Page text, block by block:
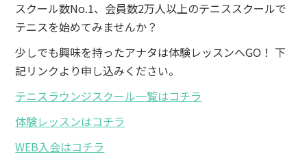
スクール数No.1、会員数2万人以上のテニススクールで
テニスを始めてみませんか？
少しでも興味を持ったアナタは体験レッスンへGO！ 下
記リンクより申し込みください。
テニスラウンジスクール一覧はコチラ
体験レッスンはコチラ
WEB入会はコチラ